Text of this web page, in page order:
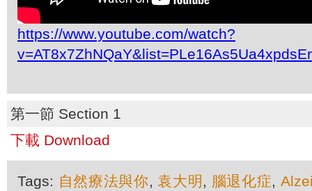
https://www.youtube.com/watch?
第一節 Section 1
下載 Download
Tags: 自然療法與你,袁大明 , 腦退化症,